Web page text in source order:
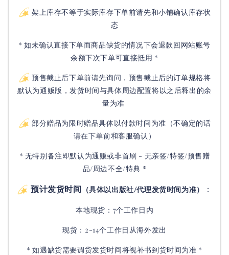
架上库存不等于实际库存下单前请先和小铺确认库存状
态
* 如未确认直接下单而商品缺货的情况下会退款回网站账号
余额下次下单可直接抵用 *
预售截止后下单前请先询问，预售截止后的订单规格将
默认为通贩版，发货时间与具体周边配置将以之后释出的余
量为准
部分赠品为限时赠品具体以付款时间为准（不确定的话
请在下单前和客服确认）
* 无特别备注即默认为通贩或非首刷 - 无亲签/特签/预售赠
品/周边不全/特典 *
预计发货时间 （具体以出版社/代理发货时间为准） ：
本地现货：7个工作日内
现货：2-14个工作日从海外发出
* 如遇缺货需要调货发货时间将视补书到货时间为准 *